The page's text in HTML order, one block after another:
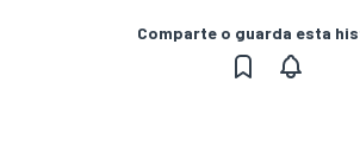
Comparte o guarda esta